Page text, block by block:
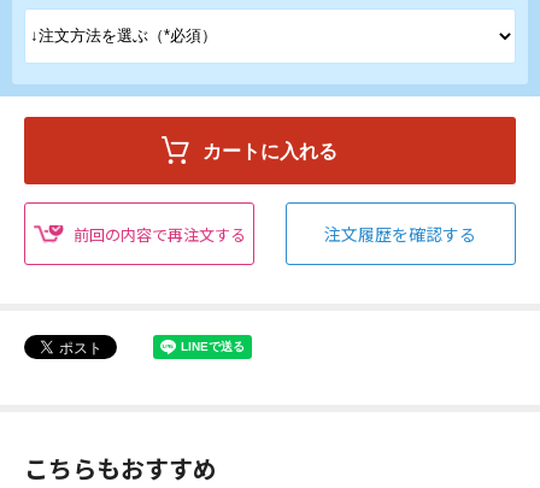
前回の内容で再注文する 注文履歴を確認する
こちらもおすすめ